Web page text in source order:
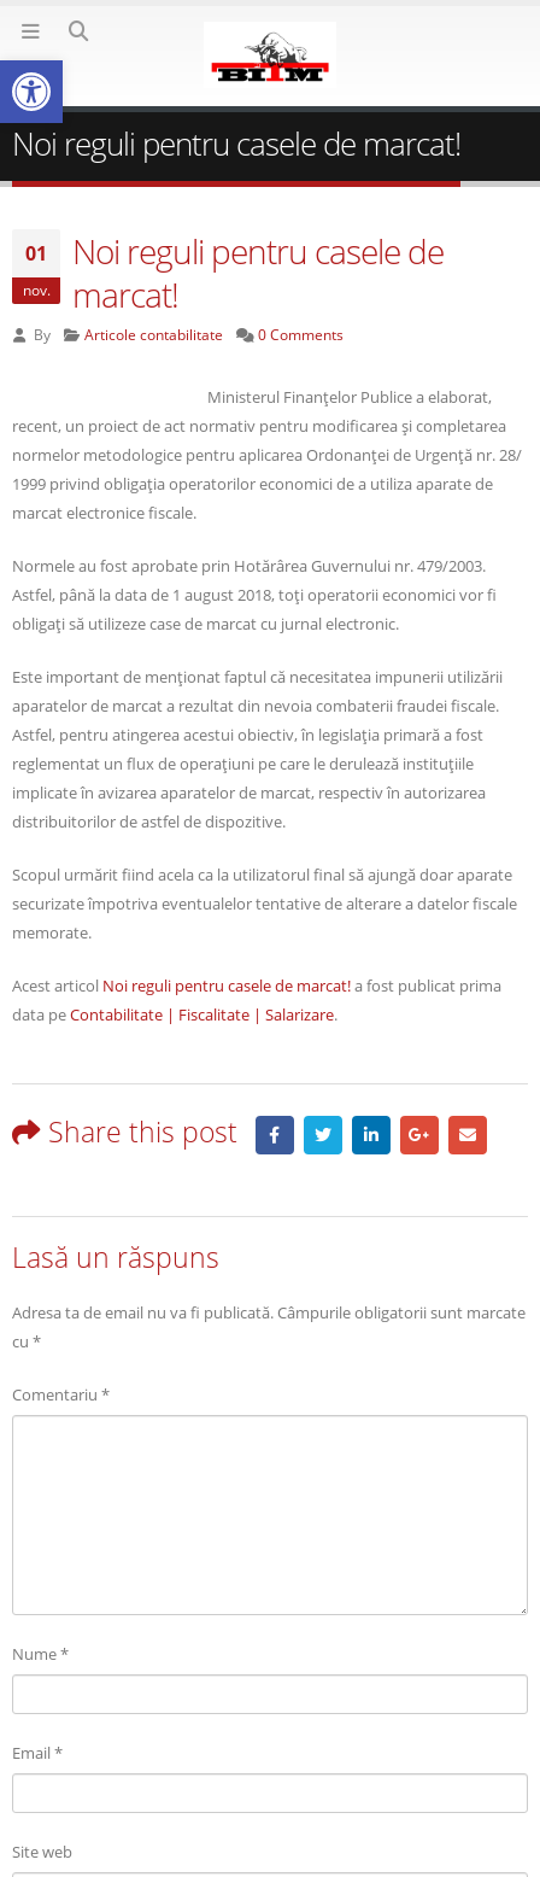
Noi reguli pentru casele de marcat!
01
nov.
Noi reguli pentru casele de
marcat!
By Articole contabilitate 0 Comments
Ministerul Finanţelor Publice a elaborat,
recent, un proiect de act normativ pentru modificarea şi completarea
normelor metodologice pentru aplicarea Ordonanţei de Urgenţă nr. 28/
1999 privind obligaţia operatorilor economici de a utiliza aparate de
marcat electronice fiscale.
Normele au fost aprobate prin Hotărârea Guvernului nr. 479/2003.
Astfel, până la data de 1 august 2018, toţi operatorii economici vor fi
obligaţi să utilizeze case de marcat cu jurnal electronic.
Este important de menţionat faptul că necesitatea impunerii utilizării
aparatelor de marcat a rezultat din nevoia combaterii fraudei fiscale.
Astfel, pentru atingerea acestui obiectiv, în legislaţia primară a fost
reglementat un flux de operaţiuni pe care le derulează instituţiile
implicate în avizarea aparatelor de marcat, respectiv în autorizarea
distribuitorilor de astfel de dispozitive.
Scopul urmărit fiind acela ca la utilizatorul final să ajungă doar aparate
securizate împotriva eventualelor tentative de alterare a datelor fiscale
memorate.
Acest articol Noi reguli pentru casele de marcat!a fost publicat prima
data peContabilitate | Fiscalitate | Salarizare.
Share this post
Lasă un răspuns
Adresa ta de email nu va fi publicată.Câmpurile obligatorii sunt marcate
cu *
Comentariu *
Nume*
Email*
Site web
Deschide bara de unelte